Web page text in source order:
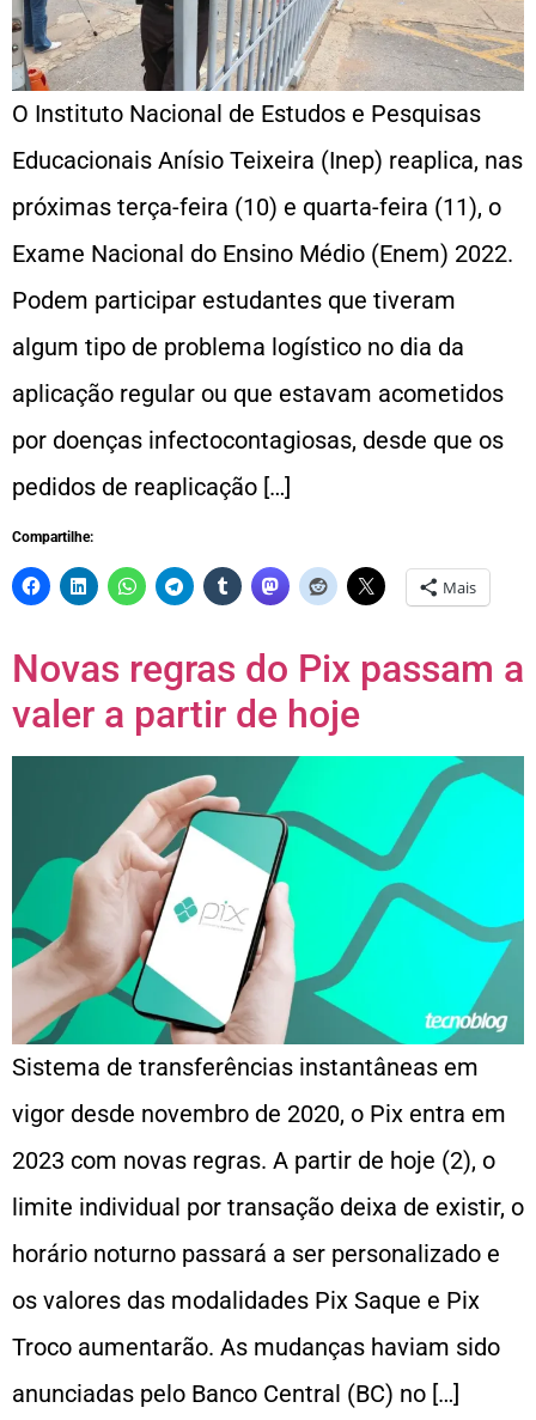
O Instituto Nacional de Estudos e Pesquisas
Educacionais Anísio Teixeira (Inep) reaplica, nas
próximas terça-feira (10) e quarta-feira (11), o
Exame Nacional do Ensino Médio (Enem) 2022.
Podem participar estudantes que tiveram
algum tipo de problema logístico no dia da
aplicação regular ou que estavam acometidos
por doenças infectocontagiosas, desde que os
pedidos de reaplicação […]
Compartilhe:
Mais
Novas regras do Pix passam a
valer a partir de hoje
Sistema de transferências instantâneas em
vigor desde novembro de 2020, o Pix entra em
2023 com novas regras. A partir de hoje (2), o
limite individual por transação deixa de existir, o
horário noturno passará a ser personalizado e
os valores das modalidades Pix Saque e Pix
Troco aumentarão. As mudanças haviam sido
anunciadas pelo Banco Central (BC) no […]